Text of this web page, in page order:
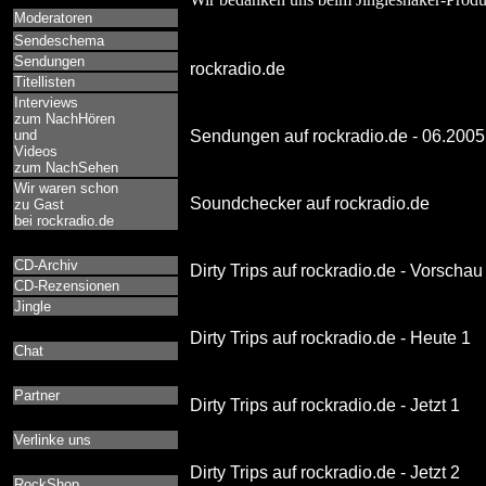
Moderatoren
Sendeschema
Sendungen
Titellisten
Interviews
zum NachHören
und
Videos
zum NachSehen
Wir waren schon
zu Gast
bei rockradio.de
CD-Archiv
CD-Rezensionen
Jingle
Chat
Partner
Verlinke uns
rockradio.de
Sendungen auf rockradio.de - 06.2005
Soundchecker auf rockradio.de
Dirty Trips auf rockradio.de -
Dirty Trips auf rockradio.de - Heute 1
Dirty Trips auf rockradio.de - Jetzt 1
Dirty Trips auf rockradio.de - Jetzt 2